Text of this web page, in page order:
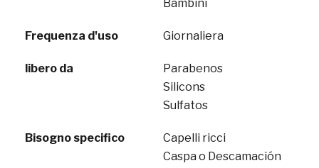
Bambini
Frequenza d'uso Giornaliera
libero da
Parabenos
Silicons
Sulfatos
Bisogno specifico
Capelli ricci
Caspa o Descamación